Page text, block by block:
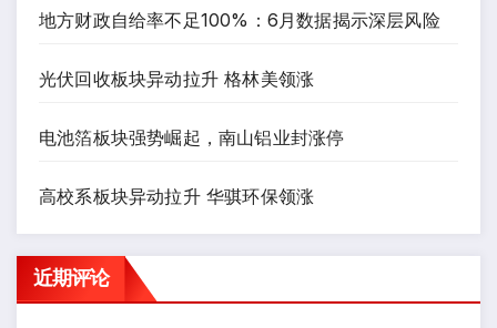
地方财政自给率不足100%：6月数据揭示深层风险
光伏回收板块异动拉升 格林美领涨
电池箔板块强势崛起，南山铝业封涨停
高校系板块异动拉升 华骐环保领涨
近期评论